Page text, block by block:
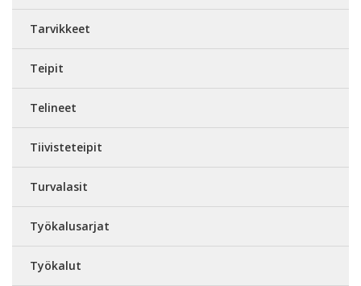
Tarvikkeet
Teipit
Telineet
Tiivisteteipit
Turvalasit
Työkalusarjat
Työkalut